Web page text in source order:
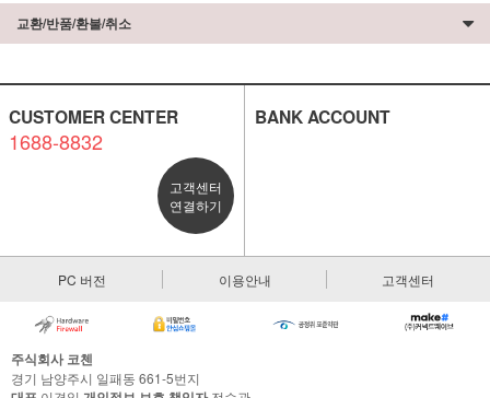
교환/반품/환불/취소
CUSTOMER CENTER
1688-8832
고객센터
연결하기
BANK ACCOUNT
PC 버전 이용안내 고객센터
주식회사 코첸
경기 남양주시 일패동 661-5번지